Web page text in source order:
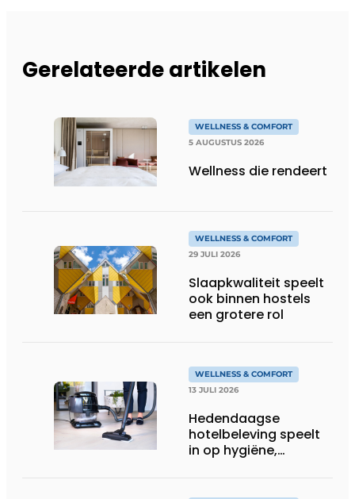
Gerelateerde artikelen
WELLNESS & COMFORT
5 AUGUSTUS 2026
Wellness die rendeert
WELLNESS & COMFORT
29 JULI 2026
Slaapkwaliteit speelt
ook binnen hostels
een grotere rol
WELLNESS & COMFORT
13 JULI 2026
Hedendaagse
hotelbeleving speelt
in op hygiëne,